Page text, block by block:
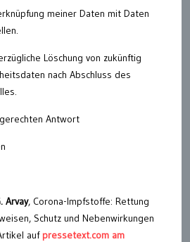
meiner Daten mit Daten
Löschung von zukünftig
nach Abschluss des
Antwort
Arvay, Corona-Impfstoffe: Rettung
Schutz und Nebenwirkungen
auf pressetext.com am